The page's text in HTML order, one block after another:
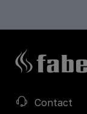
Contact